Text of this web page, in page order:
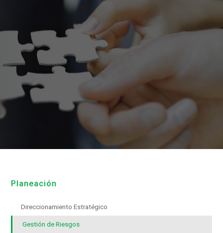
Planeación
Direccionamiento Estratégico
Gestión de Riesgos